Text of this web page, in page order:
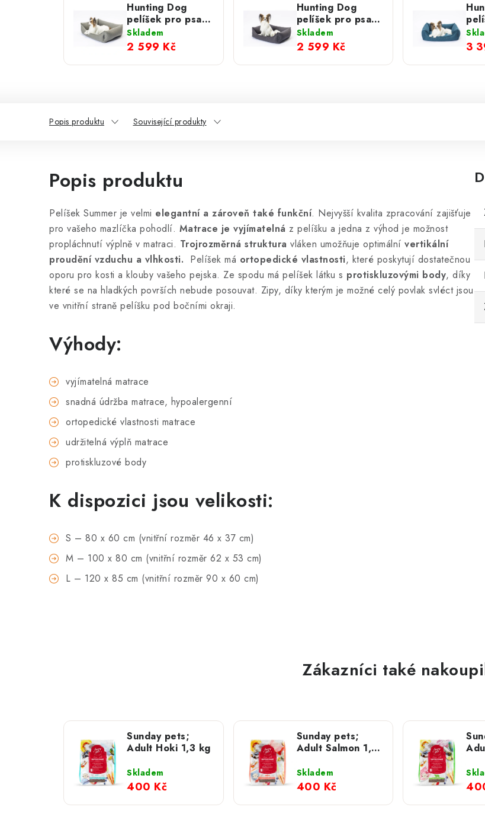
Hunting Dog
pelíšek pro psa
Summer světle
šedý
Skladem
2 599 Kč
Hunting Dog
pelíšek pro psa
Summer tmavě
šedý
Skladem
2 599 Kč 3
Popis produktu Související produkty
Popis produktu
Pelíšek Summer je velmi elegantní a zároveň také funkční. Nejvyšší kvalita zpracování zajišťuje
pro vašeho mazlíčka pohodlí. Matrace je vyjímatelná z pelíšku a jedna z výhod je možnost
propláchnutí výplně v matraci. Trojrozměrná struktura vláken umožňuje optimální vertikální
proudění vzduchu a vlhkosti. Pelíšek má ortopedické vlastnosti, které poskytují dostatečnou
oporu pro kosti a klouby vašeho pejska. Ze spodu má pelíšek látku s protiskluzovými body, díky
které se na hladkých površích nebude posouvat. Zipy, díky kterým je možné celý povlak svléct jsou
ve vnitřní straně pelíšku pod bočními okraji.
Výhody:
vyjímatelná matrace
snadná údržba matrace, hypoalergenní
ortopedické vlastnosti matrace
udržitelná výplň matrace
protiskluzové body
K dispozici jsou velikosti:
S – 80 x 60 cm (vnitřní rozměr 46 x 37 cm)
M – 100 x 80 cm (vnitřní rozměr 62 x 53 cm)
L – 120 x 85 cm (vnitřní rozměr 90 x 60 cm)
Zákazníci také
Sunday pets;
Adult Hoki 1,3 kg
Skladem
400 Kč
Sunday pets;
Adult Salmon 1,3
Skladem
400 Kč